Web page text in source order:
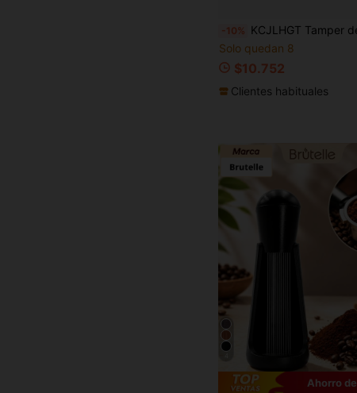
-10% KCJLHGT Tamper de espresso con doble resorte 51/53/58mm, herramienta de prensado de café calibrada de mano para portafiltro de 51/54/
Solo quedan 8
$10.752
Clientes habituales
Ahorro